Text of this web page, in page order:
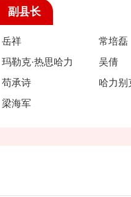
副县长
岳祥
常培磊
玛勒克·热思哈力
吴倩
苟承诗
哈力别
梁海军